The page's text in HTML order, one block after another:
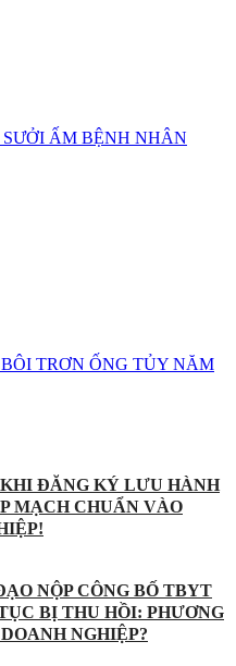
ẤM BỆNH NHÂN
TRƠN ỐNG TỦY NĂM
ĐĂNG KÝ LƯU HÀNH
MẠCH CHUẨN VÀO
NỘP CÔNG BỐ TBYT
BỊ THU HỒI: PHƯƠNG
NGHIỆP?